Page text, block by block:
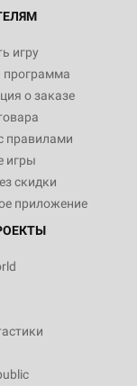
игру
программа
о заказе
правилами
игры
скидки
приложение